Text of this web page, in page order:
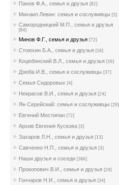
Панов Ф.А., семья и друзья [82]
Михаил Левин: семья и сослуживцы [3]
Самородницкий М.П., семья и друзья
[84]
Минов Ф.Г., семья и друзья [72]
Стоюхин Б.А., семья и друзья [16]
Коцюбинский В.Л., семья и друзья [10]
Дзюба И.В., семья и сослуживцы [37]
Семья Сидоровых [4]
Некрасов В.И., семья и друзья [24]
Ян Серейский: семья и сослуживцы [29]
Евгений Мостипан [72]
Архив Евгения Кускова [3]
Захаров Л.Н., семья и друзья [13]
Савченко Н.П., семья и друзья [3]
Наши друзья и соседи [366]
Прокопович В.И., семья и друзья [24]
Гончаров Н.И., семья и друзья [34]